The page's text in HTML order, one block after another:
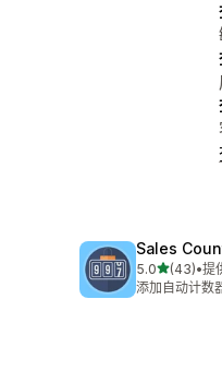
Sales
5.0星（满分
(43)
总共 43 条评论
•提
添加自动计数